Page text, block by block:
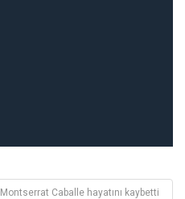
Montserrat Caballe hayatını kaybetti